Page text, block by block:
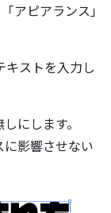
アピアランス」
ストを入力し
にします。
影響させない